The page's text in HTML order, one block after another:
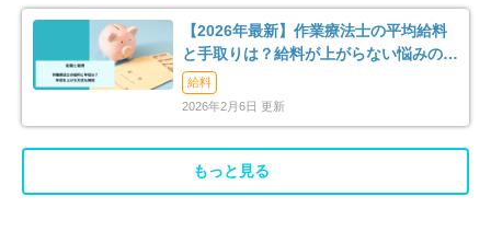
【2026年最新】作業療法士の平均給料
と手取りは？給料が上がらない悩みの解
消法まで解説
給料
2026年2月6日 更新
もっと見る